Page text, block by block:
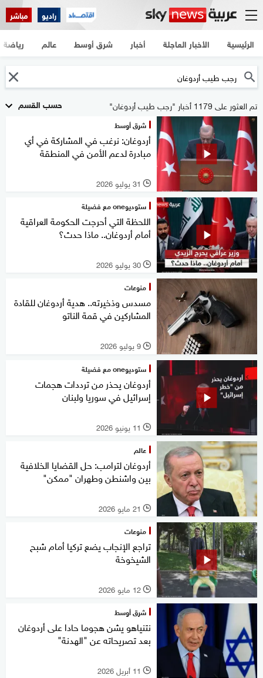
راديو مباشر
الرئيسية الأخبار العاجلة أخبار شرق أوسط عالم رياضة
حسب القسم تم العثور على 1179 أخبار "رجب طيب أردوغان"
شرق أوسط
أردوغان: نرغب في المشاركة في أي
مبادرة لدعم الأمن في المنطقة
l 31 يوليو 2026
ستوديوone مع فضيلة
اللحظة التي أحرجت الحكومة العراقية
أمام أردوغان.. ماذا حدث؟
l 30 يوليو 2026
منوعات
مسدس وذخيرته.. هدية أردوغان للقادة
المشاركين في قمة الناتو
l 9 يوليو 2026
ستوديوone مع فضيلة
أردوغان يحذر من ترددات هجمات
إسرائيل في سوريا ولبنان
l 11 يونيو 2026
عالم
أردوغان لترامب: حل القضايا الخلافية
بين واشنطن وطهران "ممكن"
l 21 مايو 2026
منوعات
تراجع الإنجاب يضع تركيا أمام شبح
الشيخوخة
l 12 مايو 2026
شرق أوسط
نتنياهو يشن هجوما حادا على أردوغان
بعد تصريحاته عن "الهدنة"
l 11 أبريل 2026